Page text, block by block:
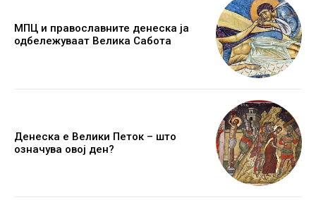
МПЦ и православните денеска ја
одбележуваат Велика Сабота
Денеска е Велики Петок – што
означува овој ден?